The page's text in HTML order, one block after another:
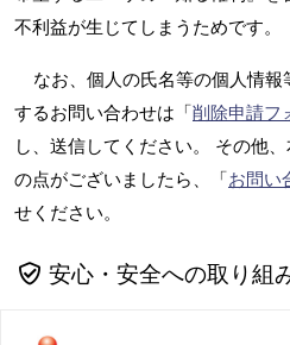
不利益が生じてしまうためです。
なお、個人の氏名等の個人情
するお問い合わせは「削除申請フ
し、送信してください。 その他
の点がございましたら、「お問い
せください。
安心・安全への取り組